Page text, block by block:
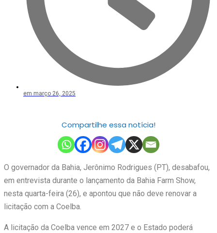
em março 26, 2025
Compartilhe essa notícia!
O governador da Bahia, Jerônimo Rodrigues (PT), desabafou,
em entrevista durante o lançamento da Bahia Farm Show,
nesta quarta-feira (26), e apontou que não deve renovar a
licitação com a Coelba.
A licitação da Coelba vence em 2027 e o Estado poderá